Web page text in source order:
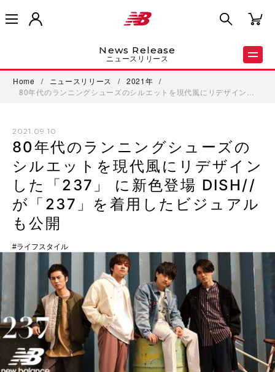
News Release
ニュースリリース
Home / ニュースリリース / 2021年
/
80年代のランニングシューズのシルエットを現代風にリデザイン…
2021.09.10
80年代のランニングシューズの
シルエットを現代風にリデザイン
した「237」 に新色登場 DISH//
が「237」を着用したビジュアル
も公開
ライフスタイル